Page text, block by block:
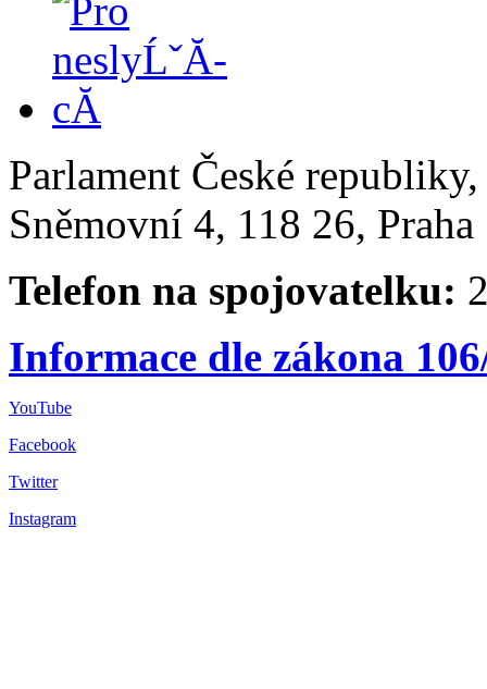
Parlament České
Sněmovní 4, 118 26,
Telefon na spojovatelku:
Informace dle zákona
YouTube
Facebook
Twitter
Instagram